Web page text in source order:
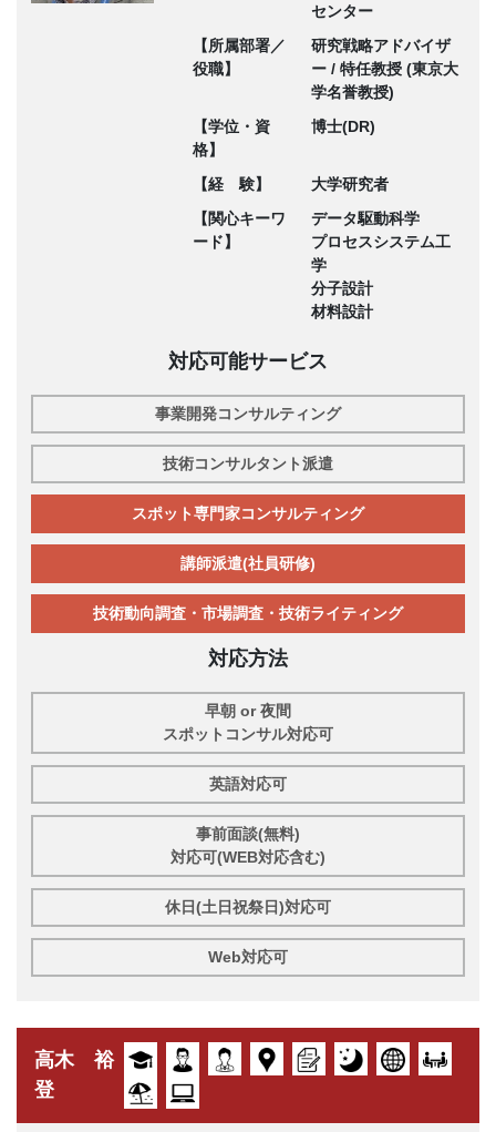
センター
【所属部署／
役職】
研究戦略アドバイザ
ー / 特任教授 (東京大
学名誉教授)
【学位・資
格】
博士(DR)
【経 験】
大学研究者
【関心キーワ
ード】
データ駆動科学
プロセスシステム工
学
分子設計
材料設計
対応可能サービス
事業開発コンサルティング
技術コンサルタント派遣
スポット専門家コンサルティング
講師派遣(社員研修)
技術動向調査・市場調査・技術ライティング
対応方法
早朝 or 夜間
スポットコンサル対応可
英語対応可
事前面談(無料)
対応可(WEB対応含む)
休日(土日祝祭日)対応可
Web対応可
高木 裕
登